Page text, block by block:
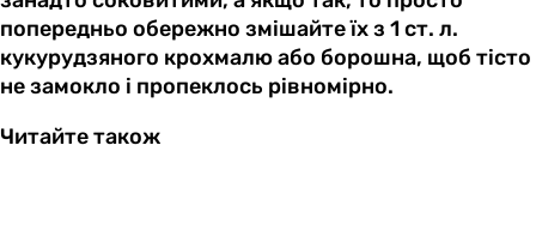
попередньо обережно змішайте їх з 1 ст. л.
кукурудзяного крохмалю або борошна, щоб тісто
не замокло і пропеклось рівномірно.
Читайте також